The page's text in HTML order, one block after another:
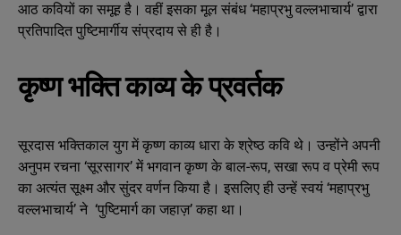
आठ कवियों का समूह है। वहीं इसका मूल संबंध ‘महाप्रभु वल्लभाचार्य’ द्वारा
प्रतिपादित पुष्टिमार्गीय संप्रदाय से ही है।
कृष्ण भक्ति काव्य के प्रवर्तक
सूरदास भक्तिकाल युग में कृष्ण काव्य धारा के श्रेष्ठ कवि थे। उन्होंने अपनी
अनुपम रचना ‘सूरसागर’ में भगवान कृष्ण के बाल-रूप, सखा रूप व प्रेमी रूप
का अत्यंत सूक्ष्म और सुंदर वर्णन किया है। इसलिए ही उन्हें स्वयं ‘महाप्रभु
वल्लभाचार्य’ ने ‘पुष्टिमार्ग का जहाज़’ कहा था।